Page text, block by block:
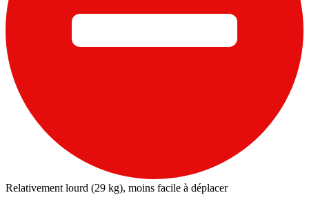
Relativement lourd (29 kg), moins facile à déplacer